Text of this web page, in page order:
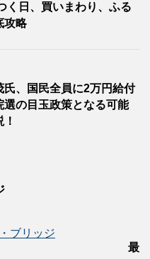
く日、買いまわり、ふる
攻略
氏、国民全員に2万円給付
選の目玉政策となる可能
ブリッジ
最